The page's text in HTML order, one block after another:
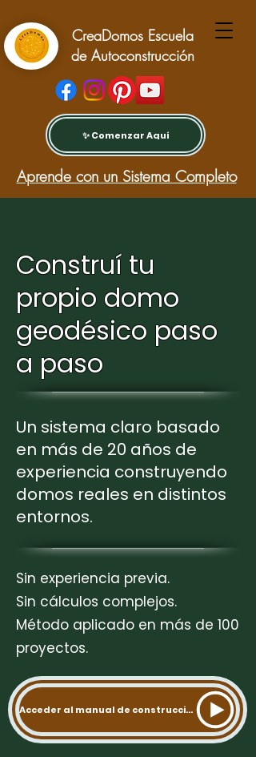
CreaDomos Escuela
de Autoconstrucción
✨ Comenzar Aquí
Aprende con un Sistema Completo
Construí tu
propio domo
geodésico paso
a paso
Un sistema claro basado
en más de 20 años de
experiencia construyendo
domos reales en distintos
entornos.
Sin experiencia previa.
Sin cálculos complejos.
Método aplicado en más de 100
proyectos.
Acceder al manual de construcción